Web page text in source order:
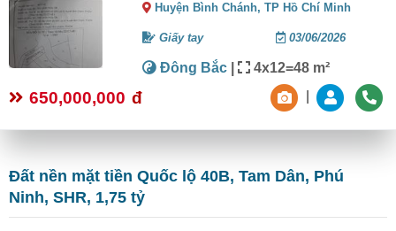
Huyện Bình Chánh,TP Hồ Chí Minh
Giấy tay 03/06/2026
Đông Bắc | 4x12=48 m²
650,000,000 đ
Đất nền mặt tiền Quốc lộ 40B, Tam Dân, Phú
Ninh, SHR, 1,75 tỷ